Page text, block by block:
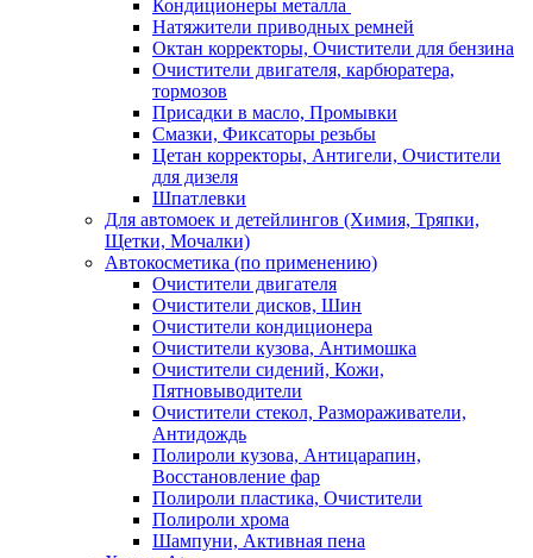
Кондиционеры металла
Натяжители приводных ремней
Октан корректоры, Очистители для бензина
Очистители двигателя, карбюратера,
тормозов
Присадки в масло, Промывки
Смазки, Фиксаторы резьбы
Цетан корректоры, Антигели, Очистители
для дизеля
Шпатлевки
Для автомоек и детейлингов (Химия, Тряпки,
Щетки, Мочалки)
Автокосметика (по применению)
Очистители двигателя
Очистители дисков, Шин
Очистители кондиционера
Очистители кузова, Антимошка
Очистители сидений, Кожи,
Пятновыводители
Очистители стекол, Размораживатели,
Антидождь
Полироли кузова, Антицарапин,
Восстановление фар
Полироли пластика, Очистители
Полироли хрома
Шампуни, Активная пена